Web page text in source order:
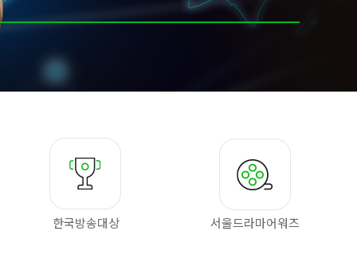
한국방송대상 서울드라마어워즈